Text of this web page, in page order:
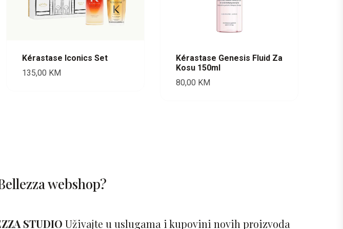
Kérastase Iconics Set
135,00 KM
Kérastase Genesis Fluid Za
Kosu 150ml
80,00 KM
webshop?
STUDIO Uživajte u uslugama i kupovini novih proizvoda